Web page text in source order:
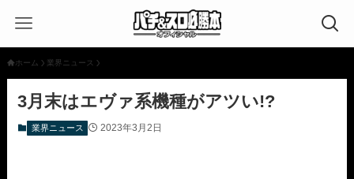
ホーム 業界ニュース
3月末はエヴァ系機種がアツい!?
業界ニュース 2023年3月2日